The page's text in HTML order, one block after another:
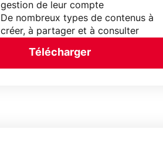
gestion de leur compte
De nombreux types de contenus à
créer, à partager et à consulter
Télécharger